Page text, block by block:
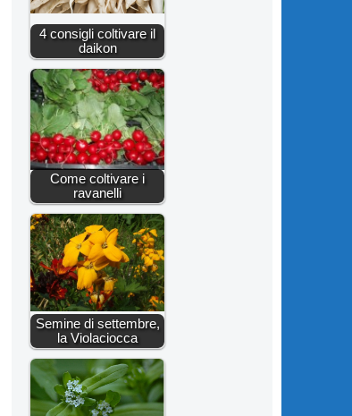
4 consigli coltivare il
daikon
Come coltivare i
ravanelli
Semine di settembre,
la Violaciocca